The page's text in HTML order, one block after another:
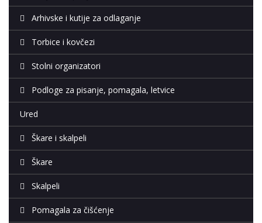
Arhivske i kutije za odlaganje
Torbice i kovčezi
Stolni organizatori
Podloge za pisanje, pomagala, letvice
Ured
Škare i skalpeli
Škare
Skalpeli
Pomagala za čišćenje